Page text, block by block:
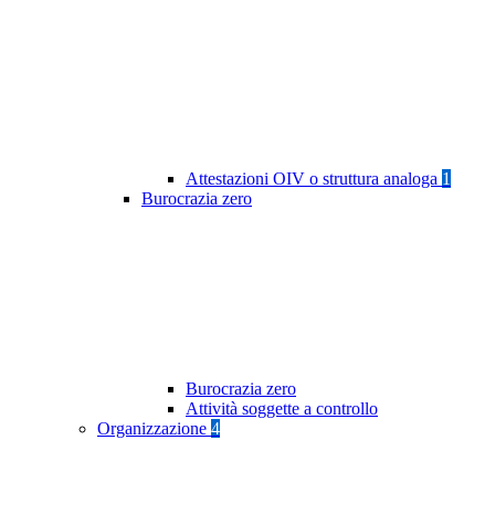
Attestazioni OIV o struttura analoga 1
Burocrazia zero
Burocrazia zero
Attività soggette a controllo
Organizzazione 4